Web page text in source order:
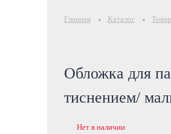
Главная Каталог
Обложка для
тиснением/
Нет в наличии